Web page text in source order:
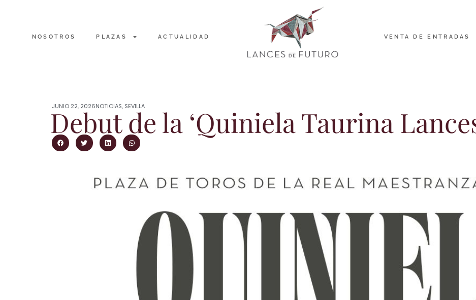
NOSOTROS PLAZAS ACTUALIDAD VENTA DE ENTRADAS
JUNIO 22, 2026NOTICIAS, SEVILLA
Debut de la ‘Quiniela Taurina